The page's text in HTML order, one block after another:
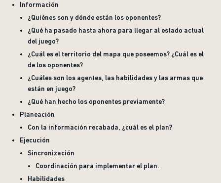
Información
¿Quiénes son y dónde están los oponentes?
¿Qué ha pasado hasta ahora para llegar al estado actual
del juego?
¿Cuál es el territorio del mapa que poseemos? ¿Cuál es el
de los oponentes?
¿Cuáles son los agentes, las habilidades y las armas que
están en juego?
¿Qué han hecho los oponentes previamente?
Planeación
Con la información recabada, ¿cuál es el plan?
Ejecución
Sincronización
Coordinación para implementar el plan.
Habilidades